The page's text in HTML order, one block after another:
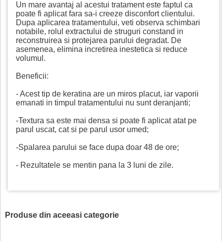
Un mare avantaj al acestui tratament este faptul ca
poate fi aplicat fara sa-i creeze disconfort clientului.
Dupa aplicarea tratamentului, veti observa schimbari
notabile, rolul extractului de struguri constand in
reconstruirea si protejarea parului degradat. De
asemenea, elimina incretirea inestetica si reduce
volumul.
Beneficii:
- Acest tip de keratina are un miros placut, iar vaporii
emanati in timpul tratamentului nu sunt deranjanti;
-Textura sa este mai densa si poate fi aplicat atat pe
parul uscat, cat si pe parul usor umed;
-Spalarea parului se face dupa doar 48 de ore;
- Rezultatele se mentin pana la 3 luni de zile.
Produse din aceeasi categorie